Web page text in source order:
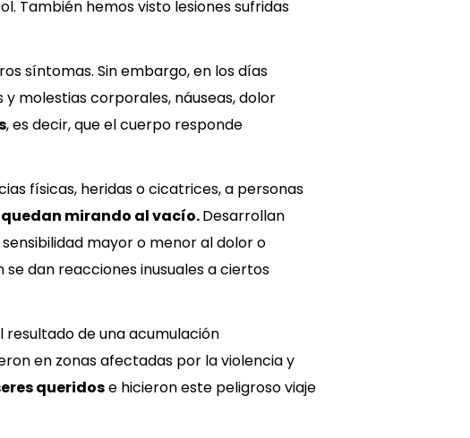
También hemos visto lesiones sufridas
síntomas. Sin embargo, en los días
molestias corporales, náuseas, dolor
, es decir, que el cuerpo responde
físicas, heridas o cicatrices, a personas
quedan mirando al vacío.Desarrollan
mayor o menor al dolor o
dan reacciones inusuales a ciertos
resultado de una acumulación
en zonas afectadas por la violencia y
queridose hicieron este peligroso viaje